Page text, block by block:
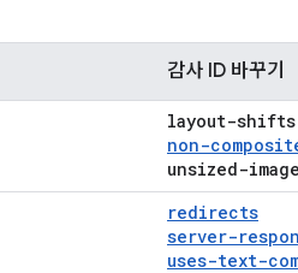
감사 ID 바꾸기
layout-shifts
non-
unsized-
redirects
server-
uses-text-